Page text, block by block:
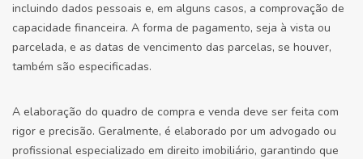
incluindo dados pessoais e, em alguns casos, a comprovação de
capacidade financeira. A forma de pagamento, seja à vista ou
parcelada, e as datas de vencimento das parcelas, se houver,
também são especificadas.
A elaboração do quadro de compra e venda deve ser feita com
rigor e precisão. Geralmente, é elaborado por um advogado ou
profissional especializado em direito imobiliário, garantindo que